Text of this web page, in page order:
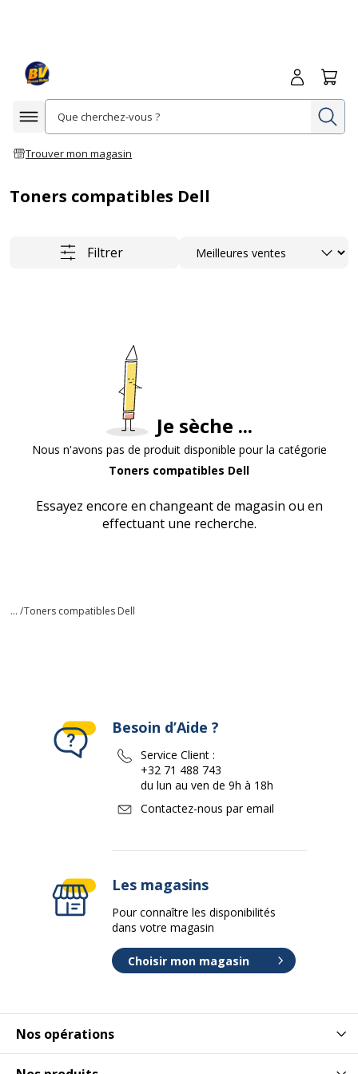
Afficher la navigation
Trouver mon magasin
Me
Toners compatibles Dell
Filtrer Trier
Je sèche ...
Nous n'avons pas de produit disponible pour la catégorie
Toners compatibles Dell
Essayez encore en changeant de magasin ou en
effectuant une recherche.
... /Toners compatibles Dell
Nos opérations
Besoin d’Aide ?
Service Client :
+32 71 488 743
du lun au ven de 9h à 18h
Contactez-nous par email
Les magasins
Pour connaître les disponibilités
dans votre magasin
Choisir mon magasin